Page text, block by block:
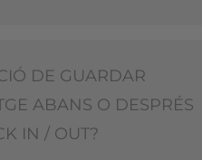
DE GUARDAR
ABANS O DESPRÉS
IN / OUT?